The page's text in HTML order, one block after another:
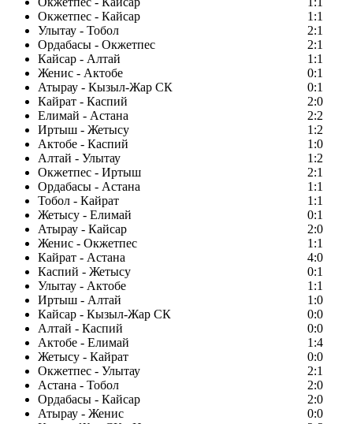
Окжетпес - Кайсар
1:1
Улытау - Тобол
2:1
Ордабасы - Окжетпес
2:1
Кайсар - Алтай
1:1
Женис - Актобе
0:1
Атырау - Кызыл-Жар СК
0:1
Кайрат - Каспий
2:0
Елимай - Астана
2:2
Иртыш - Жетысу
1:2
Актобе - Каспий
1:0
Алтай - Улытау
1:2
Окжетпес - Иртыш
2:1
Ордабасы - Астана
1:1
Тобол - Кайрат
1:1
Жетысу - Елимай
0:1
Атырау - Кайсар
2:0
Женис - Окжетпес
1:1
Кайрат - Астана
4:0
Каспий - Жетысу
0:1
Улытау - Актобе
1:1
Иртыш - Алтай
1:0
Кайсар - Кызыл-Жар СК
0:0
Алтай - Каспий
0:0
Актобе - Елимай
1:4
Жетысу - Кайрат
0:0
Окжетпес - Улытау
2:1
Астана - Тобол
2:0
Ордабасы - Кайсар
2:0
Атырау - Женис
0:0